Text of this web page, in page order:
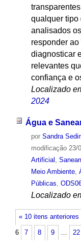
qualquer tipo
analisados
responder ao
diagnosticar
relevantes
confiança e
Localizado
2024
Água e
por Sandra
modificação23/
Artificial ,
Meio Ambiente,
Públicas,
Localizado
« 10 itens anteriores
6 7 8 9 … 22